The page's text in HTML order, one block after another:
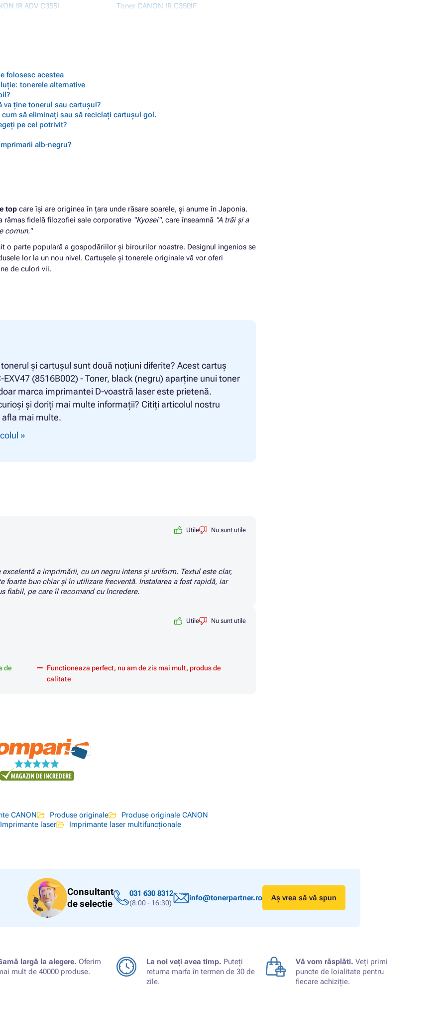
IR ADV C355I
IR C255IF
Toner CANON IR C350IF
folosesc acestea
tonerele alternative
va ține tonerul sau cartușul?
să eliminați sau să reciclați cartușul gol.
pe cel potrivit?
alb-negru?
top care își are originea în țara unde răsare soarele, și anume în Japonia.
rămas fidelă filozofiei sale corporative "Kyosei", care înseamnă "A trăi și a
comun."
o parte populară a gospodăriilor și birourilor noastre. Designul ingenios se
lor la un nou nivel. Cartușele și tonerele originale vă vor oferi
de culori vii.
și cartușul sunt două noțiuni diferite? Acest cartuș
EXV47 (8516B002) - Toner, black (negru) aparține unui toner
marca imprimantei D-voastră laser este prietenă.
și doriți mai multe informații? Citiți articolul nostru
afla mai multe.
»
Utile Nu sunt utile
a imprimării, cu un negru intens și uniform. Textul este clar,
foarte bun chiar și în utilizare frecventă. Instalarea a fost rapidă, iar
fiabil, pe care îl recomand cu încredere.
Utile Nu sunt utile
de
Functioneaza perfect, nu am de zis mai mult, produs de
calitate
CANON Produse originale
Produse originale CANON
Imprimante laser
Imprimante laser multifuncționale
Consultant
de selectie
031 630 8312
(8:00 - 16:30)
info@tonerpartner.ro Aș vrea să vă spun
largă la alegere. Oferim
mult de 40000 produse.
La noi veți avea timp. Puteți
returna marfa în termen de 30 de
zile.
Vă vom răsplăti. Veți primi
puncte de loialitate pentru
fiecare achiziție.